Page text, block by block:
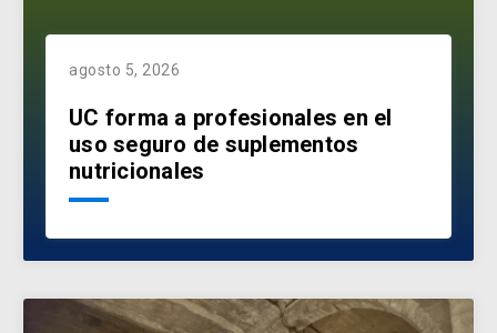
agosto 5, 2026
UC forma a profesionales en el
uso seguro de suplementos
nutricionales